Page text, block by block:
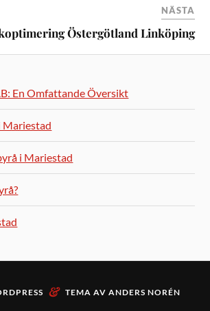
NÄSTA
Östergötland Linköping
En Omfattande Översikt
Mariestad
i Mariestad
& TEMA AV ANDERS NORÉN